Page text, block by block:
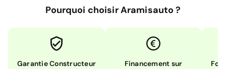
Pourquoi choisir Aramisauto ?
Garantie Constructeur
Financement sur